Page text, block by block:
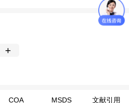
+
COA MSDS 文献引用